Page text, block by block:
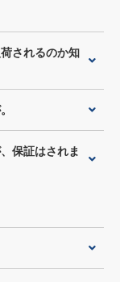
されるのか知
保証はされま